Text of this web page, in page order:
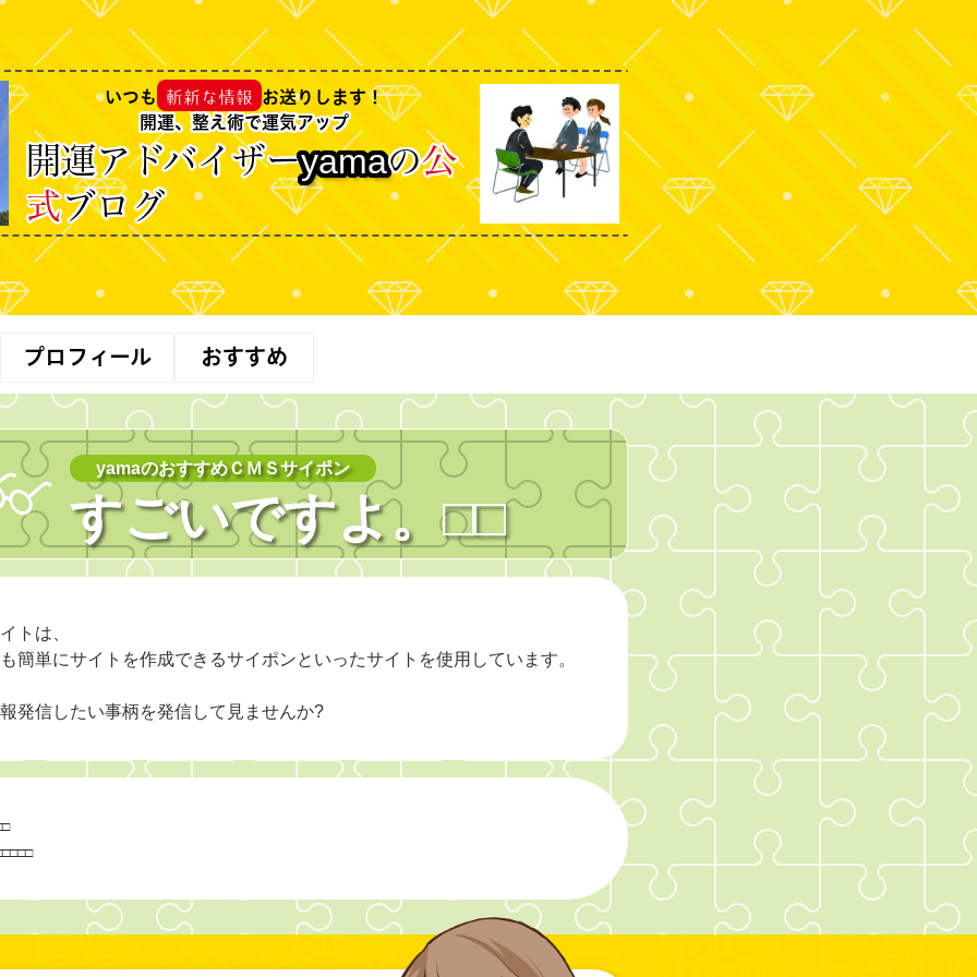
いつも 斬新な情報 お送りします！
開運、整え術で運気アップ
開運アドバイザーyamaの公
式ブログ
プロフィール おすすめ
yamaのおすすめＣＭＳサイポン
すごいですよ。□□
トは、
簡単にサイトを作成できるサイポンといったサイトを使用しています。
信したい事柄を発信して見ませんか?
□
□□□□